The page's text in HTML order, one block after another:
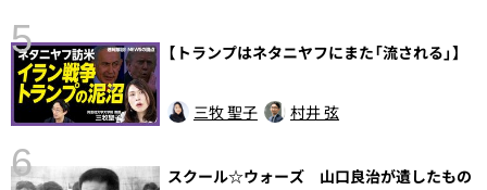
5 【トランプはネタニヤフにまた「流される」】
三牧 聖子 村井 弦
6
スクール☆ウォーズ 山口良治が遺したもの